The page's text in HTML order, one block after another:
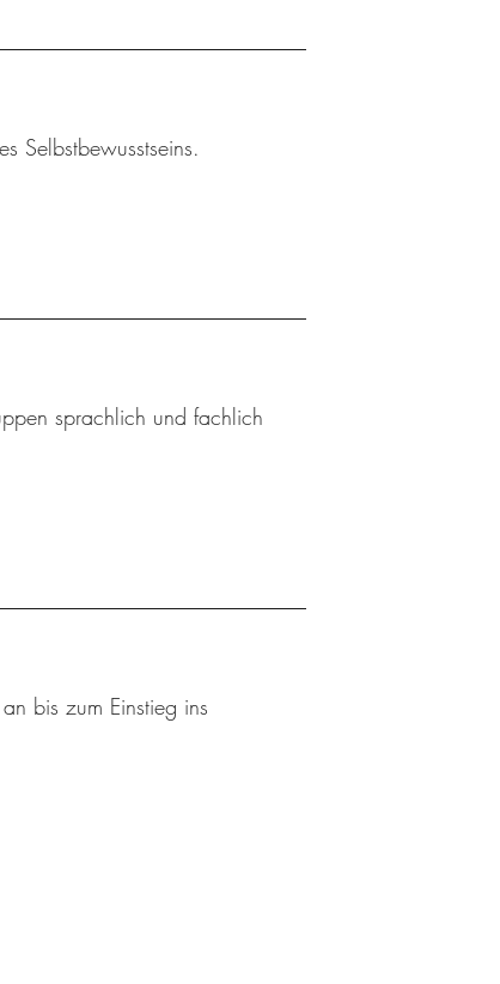
Selbstbewusstseins.
sprachlich und fachlich
bis zum Einstieg ins